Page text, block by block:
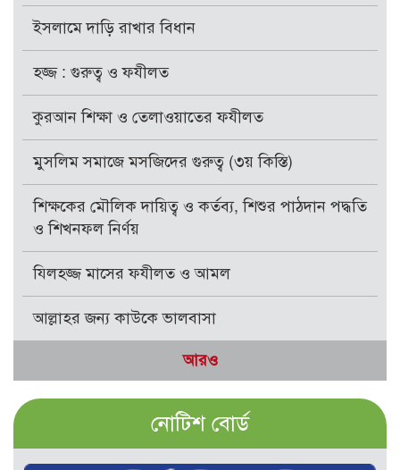
ইসলামে দাড়ি রাখার বিধান
হজ্জ : গুরুত্ব ও ফযীলত
কুরআন শিক্ষা ও তেলাওয়াতের ফযীলত
মুসলিম সমাজে মসজিদের গুরুত্ব (৩য় কিস্তি)
শিক্ষকের মৌলিক দায়িত্ব ও কর্তব্য, শিশুর পাঠদান পদ্ধতি
ও শিখনফল নির্ণয়
যিলহজ্জ মাসের ফযীলত ও আমল
আল্লাহর জন্য কাউকে ভালবাসা
আরও
নোটিশ বোর্ড